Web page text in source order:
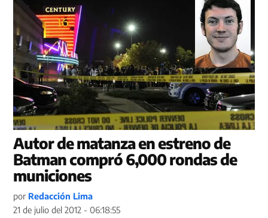
Autor de matanza en estreno de
Batman compró 6,000 rondas de
municiones
por Redacción Lima
21 de julio del 2012 - 06:18:55